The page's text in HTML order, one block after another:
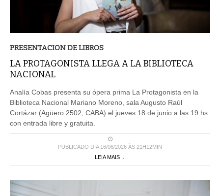
PRESENTACION DE LIBROS
LA PROTAGONISTA LLEGA A LA BIBLIOTECA
NACIONAL
Analía Cobas presenta su ópera prima La Protagonista en la
Biblioteca Nacional Mariano Moreno, sala Augusto Raúl
Cortázar (Agüero 2502, CABA) el jueves 18 de junio a las 19 hs
con entrada libre y gratuita.
PUBLICADO DIA 16/06/2026 ÀS 21H12MIN
LEIA MAIS ...